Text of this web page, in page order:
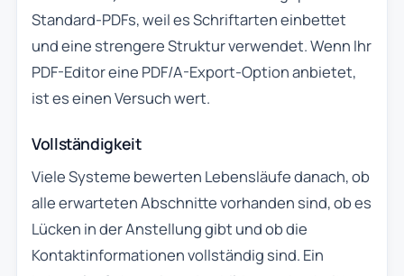
Standard-PDFs, weil es Schriftarten einbettet
und eine strengere Struktur verwendet. Wenn Ihr
PDF-Editor eine PDF/A-Export-Option anbietet,
ist es einen Versuch wert.
Vollständigkeit
Viele Systeme bewerten Lebensläufe danach, ob
alle erwarteten Abschnitte vorhanden sind, ob es
Lücken in der Anstellung gibt und ob die
Kontaktinformationen vollständig sind. Ein